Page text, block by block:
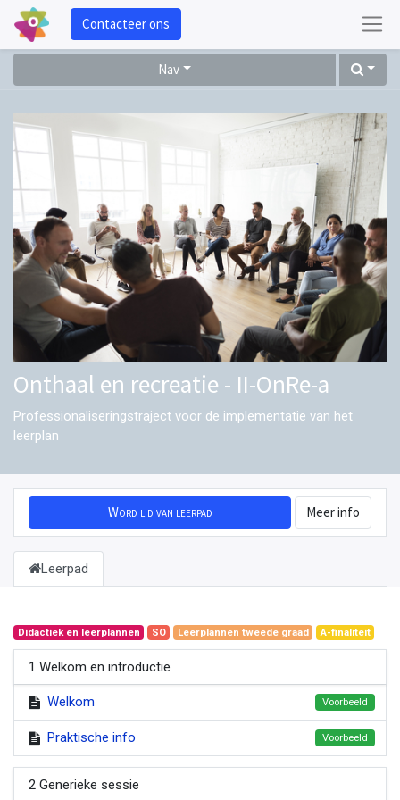
Contacteer ons
Nav
Onthaal en recreatie - II-OnRe-a
Professionaliseringstraject voor de implementatie van het
leerplan
Word lid van leerpad Meer info
Leerpad
Didactiek en leerplannen SO Leerplannen tweede graad A-finaliteit
1 Welkom en introductie
Welkom Voorbeeld
Praktische info Voorbeeld
2 Generieke sessie